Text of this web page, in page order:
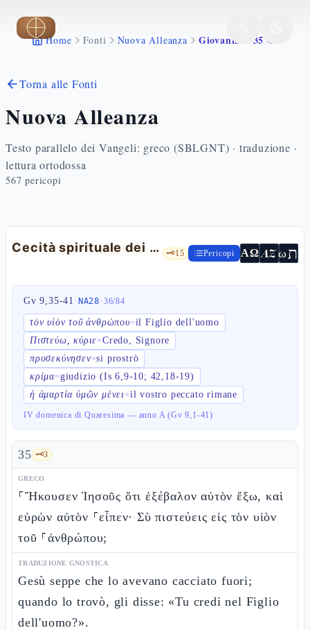
Vai al contenuto principale
Home Fonti Nuova Alleanza Giovanni 9 35 41
Torna alle Fonti
Nuova Alleanza
Testo parallelo dei Vangeli: greco (SBLGNT) · traduzione ·
lettura ortodossa
567 pericopi
Cecità spirituale dei farisei 🗝️15 Pericopi ΑΩ AZωת
Gv 9,35-41 · NA28· 36/84
τὸν υἱὸν τοῦ ἀνθρώπου=il Figlio dell'uomo
Πιστεύω, κύριε=Credo, Signore
προσεκύνησεν=si prostrò
κρίμα=giudizio (Is 6,9-10; 42,18-19)
ἡ ἁμαρτία ὑμῶν μένει=il vostro peccato rimane
IV domenica di Quaresima — anno A (Gv 9,1-41)
35 🗝️3
GRECO
⸀Ἤκουσεν Ἰησοῦς ὅτι ἐξέβαλον αὐτὸν ἔξω, καὶ
εὑρὼν αὐτὸν ⸀εἶπεν· Σὺ πιστεύεις εἰς τὸν υἱὸν
τοῦ ⸀ἀνθρώπου;
TRADUZIONE GNOSTICA
Gesù seppe che lo avevano cacciato fuori;
quando lo trovò, gli disse: «Tu credi nel Figlio
dell'uomo?».